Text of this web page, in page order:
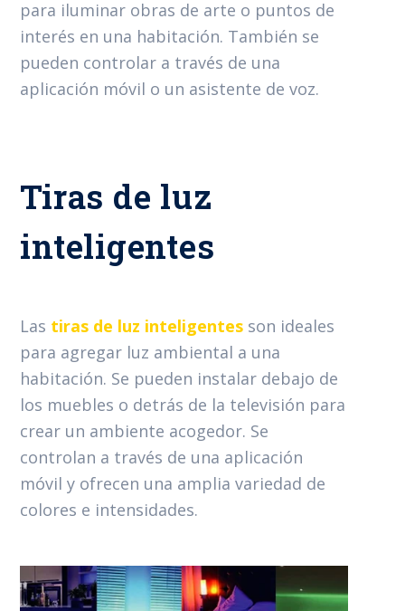
para iluminar obras de arte o puntos de
interés en una habitación. También se
pueden controlar a través de una
aplicación móvil o un asistente de voz.
Tiras de luz
inteligentes
Las tiras de luz inteligentes son ideales
para agregar luz ambiental a una
habitación. Se pueden instalar debajo de
los muebles o detrás de la televisión para
crear un ambiente acogedor. Se
controlan a través de una aplicación
móvil y ofrecen una amplia variedad de
colores e intensidades.